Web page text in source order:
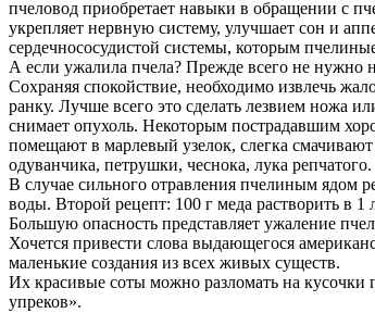
пчеловод приобретает навыки в обращении с
укрепляет нервную систему, улучшает сон и
сердечнососудистой системы, которым
А если ужалила пчела? Прежде всего не нужно
Сохраняя спокойствие, необходимо извлечь
ранку. Лучше всего это сделать лезвием ножа
снимает опухоль. Некоторым пострадавшим
помещают в марлевый узелок, слегка
одуванчика, петрушки, чеснока, лука репчатого.
В случае сильного отравления пчелиным ядом
воды. Второй рецепт: 100 г меда растворить в
Большую опасность представляет ужаление
Хочется привести слова выдающегося
маленькие создания из всех живых существ.
Их красивые соты можно разломать на кусочки
упреков».